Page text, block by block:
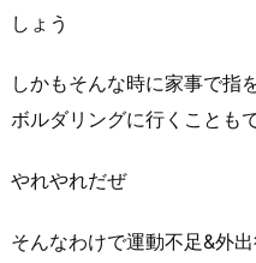
しょう
しかもそんな時に家事で指
ボルダリングに行くことも
やれやれだぜ
そんなわけで運動不足&外